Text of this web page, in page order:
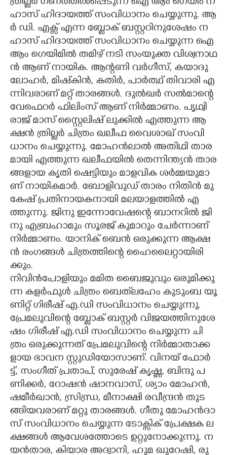
ഹാ​സ് ​ഹി​ദാ​യ​ത്ത് ​സം​വി​ധാ​നം​ ​ചെ​യ്യു​ന്നു.​ ​ആ​
ർ​ ​ഡി.​ ​എ​ക്സ് ​എ​ന്ന​ ​ബ്ളോ​ക് ​ബ​സ്റ്റ​റി​നു​ശേ​ഷം​ ​ന​
ഹാ​സ് ​ഹി​ദാ​യ​ത്ത് ​സം​വി​ധാ​നം​ ​ചെ​യ്യു​ന്ന​ ​ഐ​ ​
ആം​ ​ഗെ​യി​മി​ൽ​ ​ത​മി​ഴ് ​ന​ടി​ ​സം​യു​ക്ത​ ​വി​ശ്വ​നാ​ഥ​
ൻ​ ​ആ​ണ് ​നാ​യി​ക.​ ​ആ​ന്റ​ണി​ ​വ​ർ​ഗീ​സ്,​ ​ക​യാ​ദു​ ​
ലോ​ഹ​ർ,​ ​മി​ഷ്‌​കി​ൻ,​ ​ക​തി​ർ,​ ​പാ​ർ​ത്ഥ് ​തി​വാ​രി​ ​എ​
ന്നി​വ​രാ​ണ് ​മ​റ്റ് ​താ​ര​ങ്ങ​ൾ.​ ​ദു​ൽ​ഖ​ർ​ ​സ​ൽ​മാ​ന്റെ​ ​
വേ​ഫെ​റ​ർ​ ​ഫി​ലിം​സ് ​ആ​ണ് ​നി​ർ​മ്മാ​ണം.​ ​പൃ​ഥ്വി​
രാ​ജ് ​മാ​സ് ​സ്റ്റൈ​ലി​ഷ് ​ലു​ക്കി​ൽ​ ​എ​ത്തു​ന്ന​ ​ആ​
ക്ഷ​ൻ​ ​ത്രി​ല്ല​ർ​ ​ചി​ത്രം​ ​ഖ​ലീ​ഫ​ ​വൈ​ശാ​ഖ് ​സം​വി​
ധാ​നം​ ​ചെ​യ്യു​ന്നു.​ ​മോ​ഹ​ൻ​ലാ​ൽ​ ​അ​തി​ഥി​ ​താ​ര​
മാ​യി​ ​എ​ത്തു​ന്ന​ ​ഖ​ലീ​ഫ​യി​ൽ​ ​തെ​ന്നി​ന്ത്യ​ൻ​ ​താ​ര​
ങ്ങ​ളാ​യ​ ​കൃ​തി​ ​ഷെ​ട്ടി​യും​ ​മാ​ള​വി​ക​ ​ശ​ർ​മ്മ​യു​മാ​
ണ് ​നാ​യി​ക​മാ​ർ.​ ​ബോ​ളി​വു​ഡ് ​താ​രം​ ​നി​തി​ൻ​ ​മു​
കേ​ഷ് ​പ്ര​തി​നാ​യ​ക​നാ​യി​ ​മ​ല​യാ​ള​ത്തി​ൽ​ ​എ​
ത്തു​ന്നു. ജി​നു​ ​ഇ​ന്നോ​വേ​ഷ​ന്റെ​ ​ബാ​ന​റി​ൽ​ ​ജി​
നു​ ​എ​ബ്ര​ഹാ​മും​ ​സൂ​ര​ജ് ​കു​മാ​റും​ ​ചേ​ർ​ന്നാ​ണ് ​
നി​ർ​മ്മാ​ണം.​ ​യാ​നി​ക് ​ബെ​ൻ​ ​ഒ​രു​ക്കു​ന്ന​ ​ആ​ക്ഷ​
ൻ​ ​രം​ഗ​ങ്ങ​ൾ​ ​ചി​ത്ര​ത്തി​ന്റെ​ ​ഹൈ​ലൈ​റ്റാ​യി​രി​
ക്കും.
നി​വി​ൻ​പോ​ളി​യും​ ​മ​മി​ത​ ​ബൈ​ജു​വും​ ​ഒ​രു​മി​ക്കു​
ന്ന​ ​ക​ള​ർ​ഫു​ൾ​ ​ചി​ത്രം​ ​ബെ​ത്‌​ല​ഹേം​ ​കു​ടും​ബ​ ​യൂ​
ണി​റ്റ് ​ഗി​രീ​ഷ് ​എ.​ഡി​ ​സം​വി​ധാ​നം​ ​ചെ​യ്യു​ന്നു.​ ​
പ്രേ​മ​ലു​വി​ന്റെ​ ​ബ്ളോ​ക് ​ബ​സ്റ്റ​ർ​ ​വി​ജ​യ​ത്തി​നു​ശേ​
ഷം​ ​ഗി​രീ​ഷ് ​എ.​ഡി​ ​സം​വി​ധാ​നം​ ​ചെ​യ്യു​ന്ന​ ​ചി​
ത്രം​ ​ഒ​രു​ക്കു​ന്ന​ത് ​പ്രേ​മ​ലു​വി​ന്റെ​ ​നി​ർ​മ്മാ​താ​ക്ക​
ളാ​യ​ ​ഭാ​വ​ന​ ​സ്റ്റു​ഡി​യോ​സാ​ണ്. വി​ന​യ് ​ഫോ​ർ​
ട്ട്,​ ​സം​ഗീ​ത് ​പ്ര​താ​പ്,​ ​സു​രേ​ഷ് ​കൃ​ഷ്ണ,​ ​ബി​ന്ദു​ ​പ​
ണി​ക്ക​ർ,​ ​റോ​ഷ​ൻ​ ​ഷാ​ന​വാ​സ്,​ ​ശ്യാം​ ​മോ​ഹ​ൻ,​ ​
ഷ​മീ​ർ​ഖാ​ൻ,​ ​സ്രി​ന്ധ്ര,​ ​മീ​നാ​ക്ഷി​ ​ര​വീ​ന്ദ്ര​ൻ​ ​തു​ട​
ങ്ങി​യ​വ​രാ​ണ് ​മ​റ്റു​ ​താ​ര​ങ്ങ​ൾ. ഗീ​തു​ ​മോ​ഹ​ൻ​ദാ​
സ് ​സം​വി​ധാ​നം​ ​ചെ​യ്യു​ന്ന​ ​ടോ​ക്സി​ക് ​പ്രേ​ക്ഷ​ക​ ​ല​
ക്ഷ​ങ്ങ​ൾ​ ​ആ​വേ​ശ​ത്തോ​ടെ​ ​ഉ​റ്റു​നോ​ക്കു​ന്നു.​ ​ന​
യ​ൻ​താ​ര,​ ​കി​യാ​ര​ ​അ​ദ്വാ​നി,​ ​ഹു​മ​ ​ഖു​റേ​ഷി,​ ​രു​